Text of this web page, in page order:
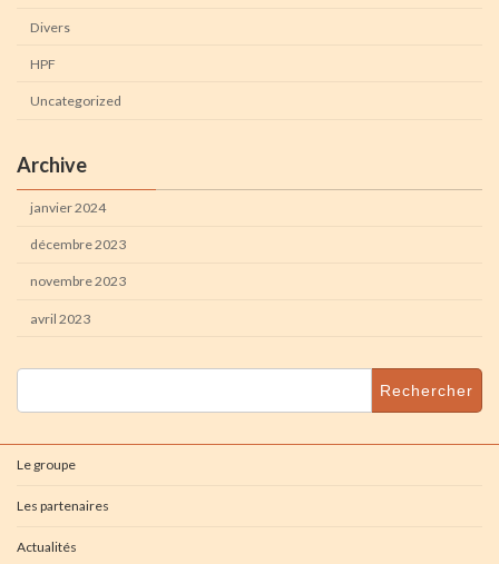
Divers
HPF
Uncategorized
Archive
janvier 2024
décembre 2023
novembre 2023
avril 2023
Rechercher :
Le groupe
Les partenaires
Actualités